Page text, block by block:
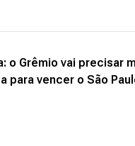
o Grêmio vai precisar
para vencer o São